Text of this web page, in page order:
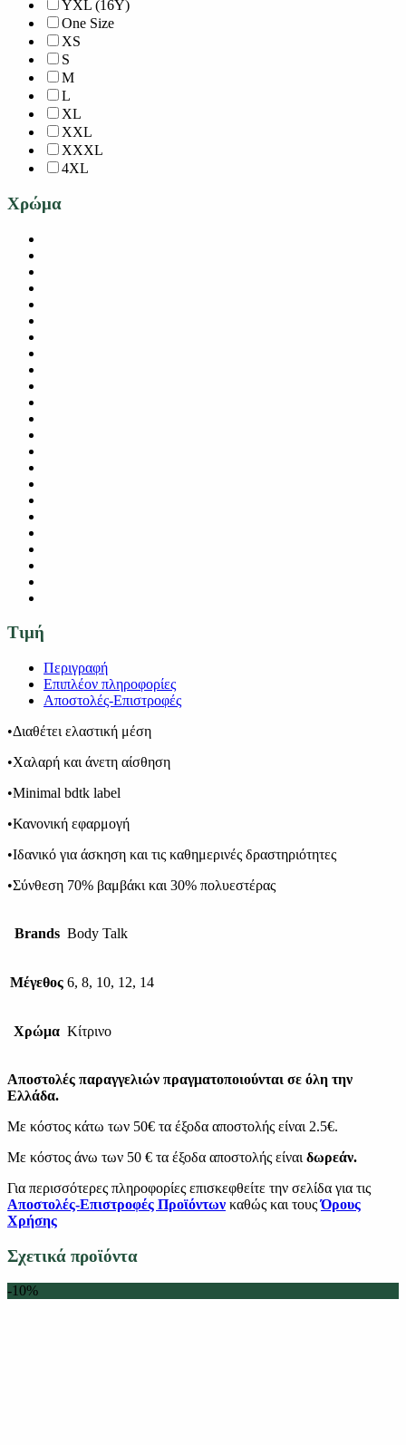
YXL (16Y)
One Size
XS
S
M
L
XL
XXL
XXXL
4XL
Χρώμα
Τιμή
Περιγραφή
Επιπλέον πληροφορίες
Αποστολές-Επιστροφές
•Διαθέτει ελαστική μέση
•Χαλαρή και άνετη αίσθηση
•Minimal bdtk label
•Κανονική εφαρμογή
•Ιδανικό για άσκηση και τις καθημερινές δραστηριότητες
•Σύνθεση 70% βαμβάκι και 30% πολυεστέρας
Brands Body Talk
Μέγεθος 6, 8, 10, 12, 14
Χρώμα Κίτρινο
Αποστολές παραγγελιών πραγματοποιούνται σε όλη την
Ελλάδα.
Με κόστος κάτω των 50€ τα έξοδα αποστολής είναι 2.5€.
Με κόστος άνω των 50 € τα έξοδα αποστολής είναι δωρεάν.
Για περισσότερες πληροφορίες επισκεφθείτε την σελίδα για τις
Αποστολές-Επιστροφές Προϊόντων καθώς και τουςΌρους
Χρήσης
Σχετικά προϊόντα
-10%